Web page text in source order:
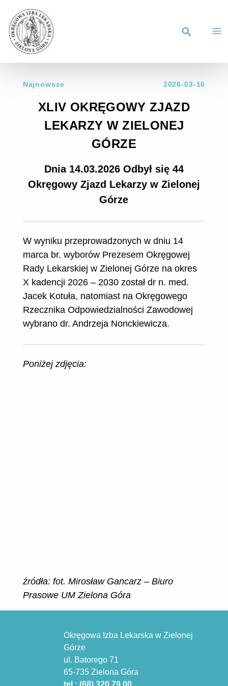
Najnowsze 2026-03-16
XLIV OKRĘGOWY ZJAZD
LEKARZY W ZIELONEJ
GÓRZE
Dnia 14.03.2026 Odbył się 44
Okręgowy Zjazd Lekarzy w Zielonej
Górze
W wyniku przeprowadzonych w dniu 14
marca br. wyborów Prezesem Okręgowej
Rady Lekarskiej w Zielonej Górze na okres
X kadencji 2026 – 2030 został dr n. med.
Jacek Kotuła, natomiast na Okręgowego
Rzecznika Odpowiedzialności Zawodowej
wybrano dr. Andrzeja Nonckiewicza.
Poniżej zdjęcia:
źródła: fot. Mirosław Gancarz – Biuro
Prasowe UM Zielona Góra
Okręgowa Izba Lekarska w Zielonej
Górze
ul. Batorego 71
65-735 Zielona Góra
tel.: (68) 320 79 00